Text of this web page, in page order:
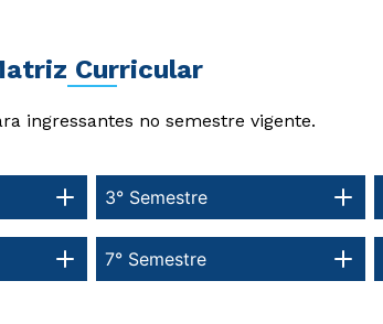
Curricular
ingressantes no semestre vigente.
7° Semestre
3° Semestre